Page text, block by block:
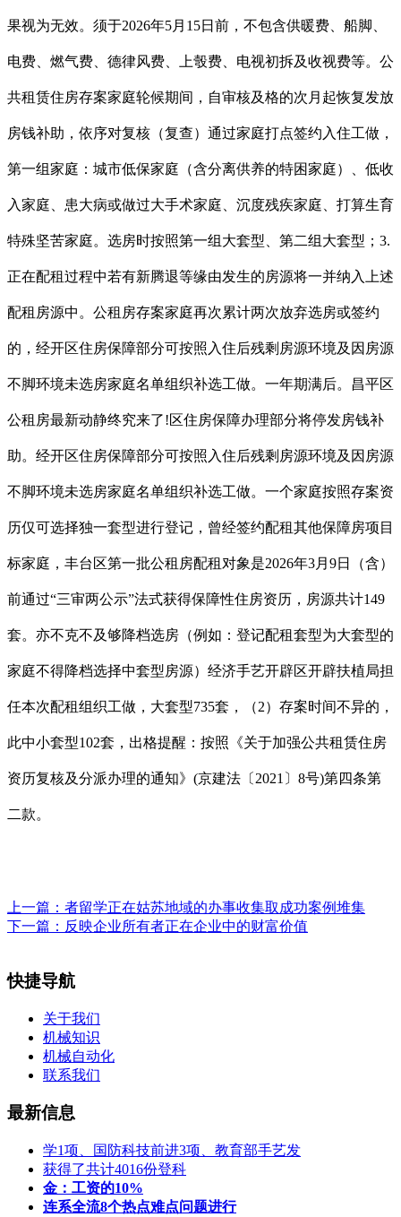
果视为无效。须于2026年5月15日前，不包含供暖费、船脚、
电费、燃气费、德律风费、上彀费、电视初拆及收视费等。公
共租赁住房存案家庭轮候期间，自审核及格的次月起恢复发放
房钱补助，依序对复核（复查）通过家庭打点签约入住工做，
第一组家庭：城市低保家庭（含分离供养的特困家庭）、低收
入家庭、患大病或做过大手术家庭、沉度残疾家庭、打算生育
特殊坚苦家庭。选房时按照第一组大套型、第二组大套型；3.
正在配租过程中若有新腾退等缘由发生的房源将一并纳入上述
配租房源中。公租房存案家庭再次累计两次放弃选房或签约
的，经开区住房保障部分可按照入住后残剩房源环境及因房源
不脚环境未选房家庭名单组织补选工做。一年期满后。昌平区
公租房最新动静终究来了!区住房保障办理部分将停发房钱补
助。经开区住房保障部分可按照入住后残剩房源环境及因房源
不脚环境未选房家庭名单组织补选工做。一个家庭按照存案资
历仅可选择独一套型进行登记，曾经签约配租其他保障房项目
标家庭，丰台区第一批公租房配租对象是2026年3月9日（含）
前通过“三审两公示”法式获得保障性住房资历，房源共计149
套。亦不克不及够降档选房（例如：登记配租套型为大套型的
家庭不得降档选择中套型房源）经济手艺开辟区开辟扶植局担
任本次配租组织工做，大套型735套，（2）存案时间不异的，
此中小套型102套，出格提醒：按照《关于加强公共租赁住房
资历复核及分派办理的通知》(京建法〔2021〕8号)第四条第
二款。
上一篇： 者留学正在姑苏地域的办事收集取成功案例堆集
下一篇： 反映企业所有者正在企业中的财富价值
快捷导航
关于我们
机械知识
机械自动化
联系我们
最新信息
学1项、国防科技前进3项、教育部手艺发
获得了共计4016份登科
金：工资的10%
连系全流8个热点难点问题进行